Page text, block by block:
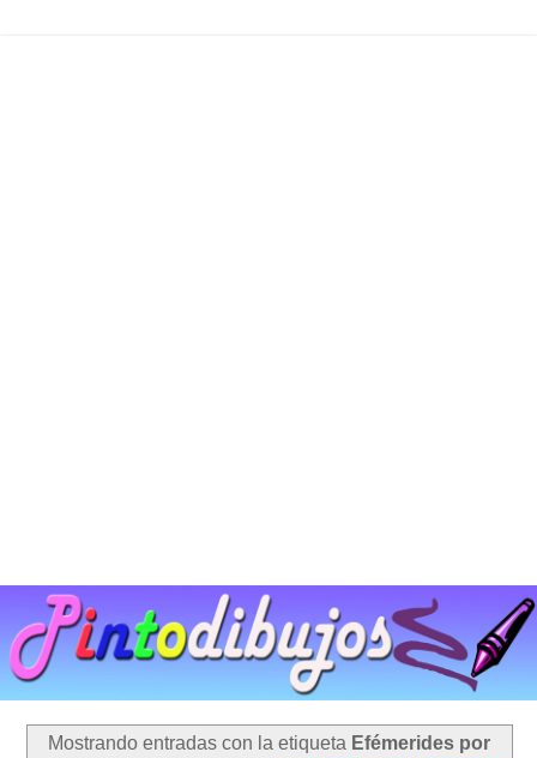
Mostrando entradas con la etiqueta Efémerides por